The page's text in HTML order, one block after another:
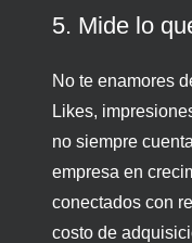
5. Mide lo
No te enamores
Likes,
no siempre
empresa en
conectados con
costo de